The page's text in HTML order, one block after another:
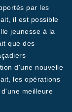
par les
il est possible
jeunesse à la
que des
d'une nouvelle
les opérations
meilleure